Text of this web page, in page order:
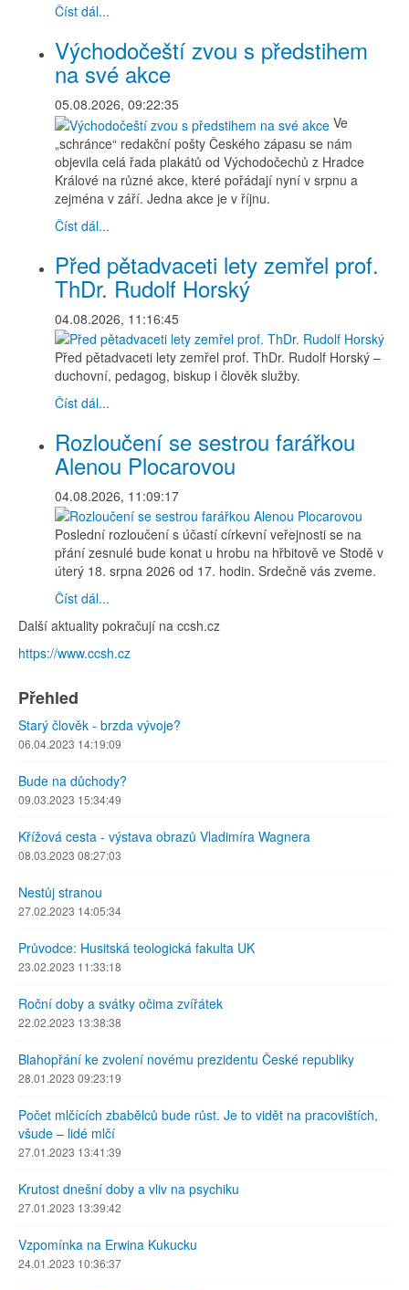
Číst dál...
Východočeští zvou s předstihem
na své akce
05.08.2026, 09:22:35
Ve
„schránce“ redakční pošty Českého zápasu se nám
objevila celá řada plakátů od Východočechů z Hradce
Králové na různé akce, které pořádají nyní v srpnu a
zejména v září. Jedna akce je v říjnu.
Číst dál...
Před pětadvaceti lety zemřel prof.
ThDr. Rudolf Horský
04.08.2026, 11:16:45
Před pětadvaceti lety zemřel prof. ThDr. Rudolf Horský –
duchovní, pedagog, biskup i člověk služby.
Číst dál...
Rozloučení se sestrou farářkou
Alenou Plocarovou
04.08.2026, 11:09:17
Poslední rozloučení s účastí církevní veřejnosti se na
přání zesnulé bude konat u hrobu na hřbitově ve Stodě v
úterý 18. srpna 2026 od 17. hodin. Srdečně vás zveme.
Číst dál...
Další aktuality pokračují na ccsh.cz
https://www.ccsh.cz
Přehled
Starý člověk - brzda vývoje?
06.04.2023 14:19:09
Bude na důchody?
09.03.2023 15:34:49
Křížová cesta - výstava obrazů Vladimíra Wagnera
08.03.2023 08:27:03
Nestůj stranou
27.02.2023 14:05:34
Průvodce: Husitská teologická fakulta UK
23.02.2023 11:33:18
Roční doby a svátky očima zvířátek
22.02.2023 13:38:38
Blahopřání ke zvolení novému prezidentu České republiky
28.01.2023 09:23:19
Počet mlčících zbabělců bude růst. Je to vidět na pracovištích,
všude – lidé mlčí
27.01.2023 13:41:39
Krutost dnešní doby a vliv na psychiku
27.01.2023 13:39:42
Vzpomínka na Erwina Kukucku
24.01.2023 10:36:37